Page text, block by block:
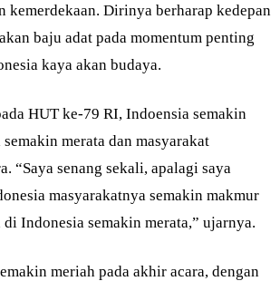
kemerdekaan. Dirinya berharap kedepan
baju adat pada momentum penting
kaya akan budaya.
HUT ke-79 RI, Indoensia semakin
merata dan masyarakat
“Saya senang sekali, apalagi saya
masyarakatnya semakin makmur
di Indonesia semakin merata,” ujarnya.
meriah pada akhir acara, dengan